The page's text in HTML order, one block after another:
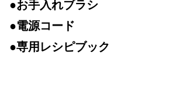
●お手入れブラシ
●電源コード
●専用レシピブック